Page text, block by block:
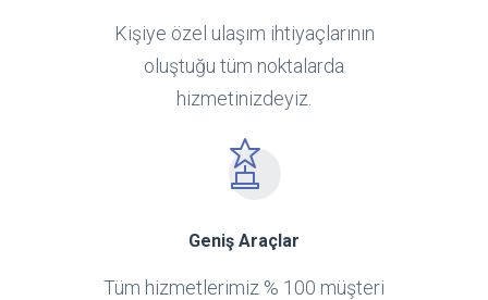
Kişiye özel ulaşım ihtiyaçlarının
oluştuğu tüm noktalarda
hizmetinizdeyiz.
Geniş Araçlar
Tüm hizmetlerimiz % 100 müşteri